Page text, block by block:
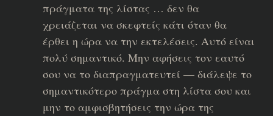
πράγματα της λίστας … δεν θα
χρειάζεται να σκεφτείς κάτι όταν θα
έρθει η ώρα να την εκτελέσεις. Αυτό είναι
πολύ σημαντικό. Μην αφήσεις τον εαυτό
σου να το διαπραγματευτεί — διάλεψε το
σημαντικότερο πράγμα στη λίστα σου και
μην το αμφισβητήσεις την ώρα της